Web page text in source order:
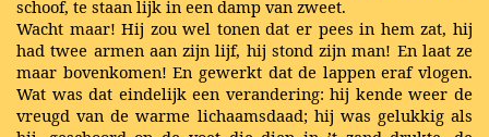
schoof, te staan lijk in een damp van zweet.
Wacht maar! Hij zou wel tonen dat er pees in hem zat, hij
had twee armen aan zijn lijf, hij stond zijn man! En laat ze
maar bovenkomen! En gewerkt dat de lappen eraf vlogen.
Wat was dat eindelijk een verandering: hij kende weer de
vreugd van de warme lichaamsdaad; hij was gelukkig als